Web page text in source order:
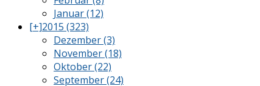
Januar (12)
[+]2015 (323)
Dezember (3)
November (18)
Oktober (22)
September (24)